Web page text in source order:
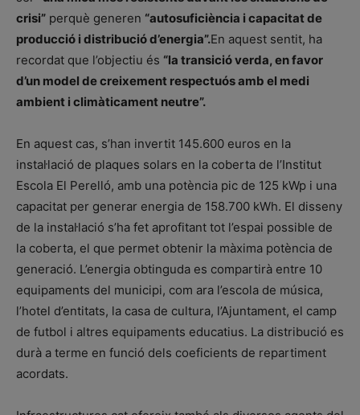
crisi” perquè generen “autosuficiència i capacitat de
producció i distribució d’energia”.En aquest sentit, ha
recordat que l’objectiu és “la transició verda, en favor
d’un model de creixement respectuós amb el medi
ambient i climàticament neutre”.
En aquest cas, s’han invertit 145.600 euros en la
instal·lació de plaques solars en la coberta de l’Institut
Escola El Perelló, amb una potència pic de 125 kWp i una
capacitat per generar energia de 158.700 kWh. El disseny
de la instal·lació s’ha fet aprofitant tot l’espai possible de
la coberta, el que permet obtenir la màxima potència de
generació. L’energia obtinguda es compartirà entre 10
equipaments del municipi, com ara l’escola de música,
l’hotel d’entitats, la casa de cultura, l’Ajuntament, el camp
de futbol i altres equipaments educatius. La distribució es
durà a terme en funció dels coeficients de repartiment
acordats.